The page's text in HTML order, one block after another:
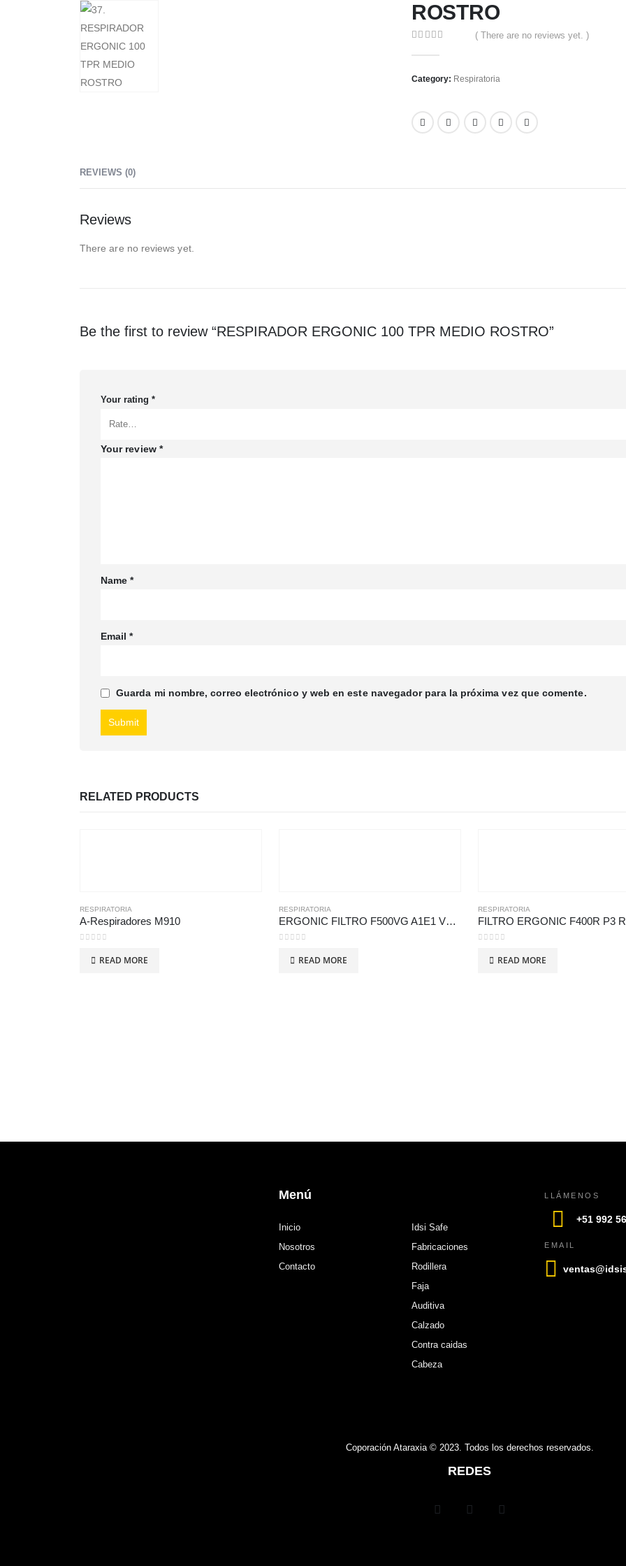
ROSTRO
( There are no reviews yet. )
Category: Respiratoria
REVIEWS (0)
Reviews
There are no reviews yet.
Be the first to review “RESPIRADOR ERGONIC 100 TPR MEDIO ROSTRO”
Your rating *
Your review *
Name*
Email*
Guarda mi nombre, correo electrónico y web en este navegador para la próxima vez que comente.
RELATED PRODUCTS
RESPIRATORIA
A-Respiradores M910
READ MORE
RESPIRATORIA
ERGONIC FILTRO F500VG A1E1 VOGA PAR (TIPO CARTUCHO)
READ MORE
RESPIRATORIA
READ MORE
Menú
Inicio
Nosotros
Contacto
Idsi Safe
Fabricaciones
Rodillera
Faja
Auditiva
Calzado
Contra caidas
Cabeza
LLÁMENOS
+51 992
EMAIL
Coporación Ataraxia © 2023. Todos los derechos reservados.
REDES